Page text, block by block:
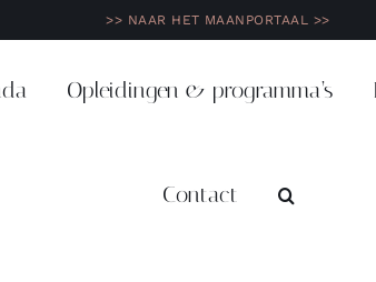
>> NAAR HET MAANPORTAAL >>
Opleidingen & programma’s
Contact